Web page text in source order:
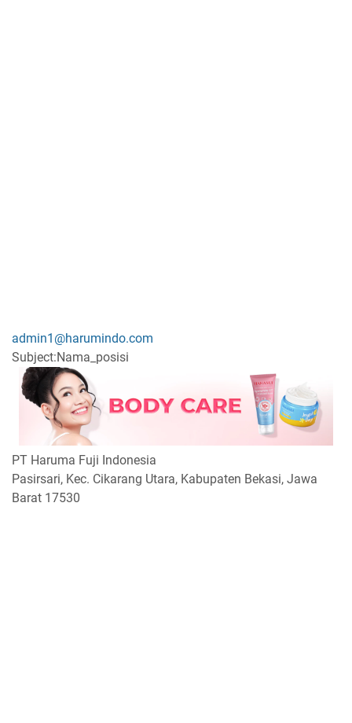
admin1@harumindo.com
Subject:Nama_posisi
PT Haruma Fuji Indonesia
Pasirsari, Kec. Cikarang Utara, Kabupaten Bekasi, Jawa
Barat 17530